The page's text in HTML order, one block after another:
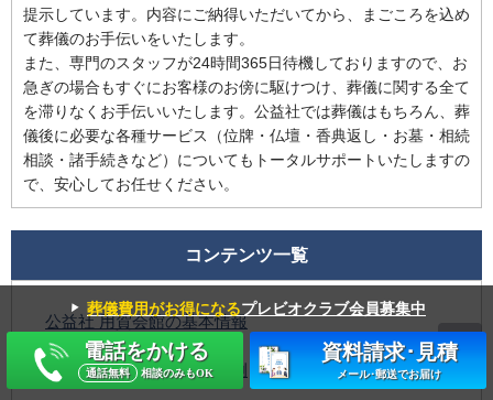
提示しています。内容にご納得いただいてから、まごころを込め
て葬儀のお手伝いをいたします。
また、専門のスタッフが24時間365日待機しておりますので、お
急ぎの場合もすぐにお客様のお傍に駆けつけ、葬儀に関する全て
を滞りなくお手伝いいたします。公益社では葬儀はもちろん、葬
儀後に必要な各種サービス（位牌・仏壇・香典返し・お墓・相続
相談・諸手続きなど）についてもトータルサポートいたしますの
で、安心してお任せください。
コンテンツ一覧
公益社 用賀会館の基本情報
公益社 用賀会館の費用事例
▼ 葬儀費用がお得になるプレビオクラブ会員募集中
電話をかける
通話無料 相談のみもOK
資料請求･見積
メール･郵送でお届け